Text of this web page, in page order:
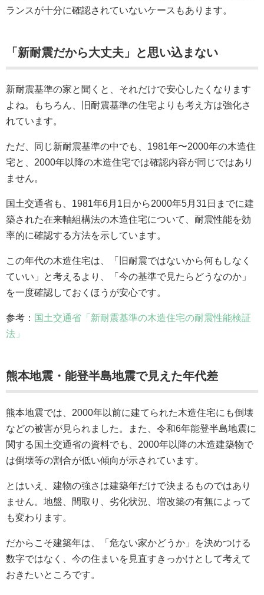
ランスが十分に確認されていないケースもあります。
「新耐震だから大丈夫」と思い込まない
新耐震基準の家と聞くと、それだけで安心したくなります
よね。もちろん、旧耐震基準の住宅よりも考え方は強化さ
れています。
ただ、同じ新耐震基準の中でも、1981年〜2000年の木造住
宅と、2000年以降の木造住宅では確認内容が同じではあり
ません。
国土交通省も、1981年6月1日から2000年5月31日までに建
築された在来軸組構法の木造住宅について、耐震性能を効
率的に確認する方法を示しています。
この年代の木造住宅は、「旧耐震ではないから何もしなく
ていい」と考えるより、「今の基準で見たらどうなのか」
を一度確認しておくほうが安心です。
参考： 国土交通省「新耐震基準の木造住宅の耐震性能検証
法」
熊本地震・能登半島地震で見えた年代差
熊本地震では、2000年以前に建てられた木造住宅にも倒壊
などの被害が見られました。また、令和6年能登半島地震に
関する国土交通省の資料でも、2000年以降の木造建築物で
は倒壊等の割合が低い傾向が示されています。
とはいえ、建物の強さは建築年だけで決まるものではあり
ません。地盤、間取り、劣化状況、増改築の有無によって
も変わります。
だからこそ建築年は、「危ない家かどうか」を決めつける
数字ではなく、今の住まいを見直すきっかけとして考えて
おきたいところです。